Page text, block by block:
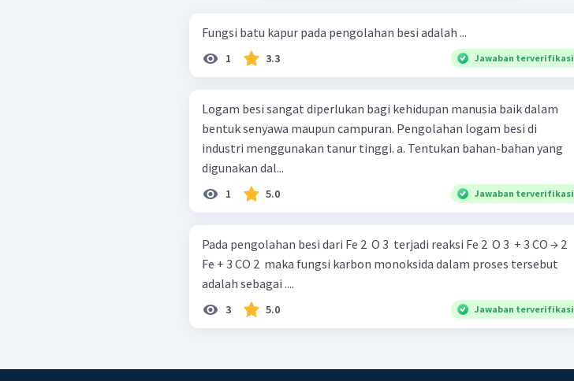
Fungsi batu kapur pada pengolahan besi adalah ...
1 3.3 Jawaban terverifikasi
Logam besi sangat diperlukan bagi kehidupan manusia baik dalam
bentuk senyawa maupun campuran. Pengolahan logam besi di
industri menggunakan tanur tinggi. a. Tentukan bahan-bahan yang
digunakan dal...
1 5.0 Jawaban terverifikasi
Pada pengolahan besi dari Fe 2 ​ O 3 ​ terjadi reaksi Fe 2 ​ O 3 ​ + 3 CO → 2
Fe + 3 CO 2 ​ maka fungsi karbon monoksida dalam proses tersebut
adalah sebagai ....
3 5.0 Jawaban terverifikasi